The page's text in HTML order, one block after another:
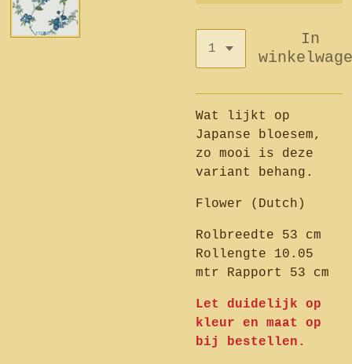
In
Wat lijkt op
Japanse bloesem,
zo mooi is deze
variant behang.
Flower (Dutch)
Rolbreedte 53 cm
Rollengte 10.05
mtr Rapport 53 cm
Let duidelijk op
kleur en maat op
bij bestellen.